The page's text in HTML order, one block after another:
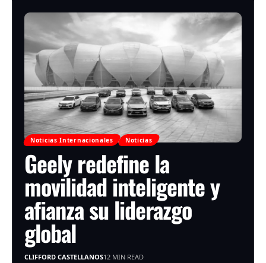
Noticias Internacionales Noticias
Geely redefine la
movilidad inteligente y
afianza su liderazgo
global
CLIFFORD CASTELLANOS12 MIN READ